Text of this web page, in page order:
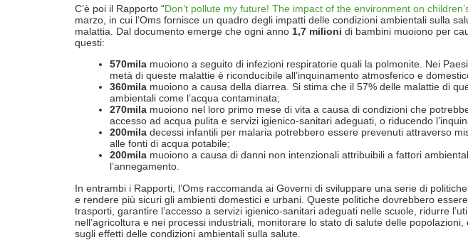
C’è poi il Rapporto “Don’t pollute my future! The impact of the environment on
marzo, in cui l’Oms fornisce un quadro degli impatti delle condizioni ambientali sulla
malattia. Dal documento emerge che ogni anno 1,7 milioni di bambini muoiono per
questi:
570mila muoiono a seguito di infezioni respiratorie quali la polmonite. Nei
metà di queste malattie è riconducibile all’inquinamento atmosferico e
360mila muoiono a causa della diarrea. Si stima che il 57% delle malattie di
ambientali come l’acqua contaminata;
270mila muoiono nel loro primo mese di vita a causa di condizioni che
accesso ad acqua pulita e servizi igienico-sanitari adeguati, o riducendo
200mila decessi infantili per malaria potrebbero essere prevenuti attraverso
alle fonti di acqua potabile;
200mila muoiono a causa di danni non intenzionali attribuibili a fattori
l’annegamento.
In entrambi i Rapporti, l’Oms raccomanda ai Governi di sviluppare una serie di
e rendere più sicuri gli ambienti domestici e urbani. Queste politiche dovrebbero
trasporti, garantire l’accesso a servizi igienico-sanitari adeguati nelle scuole, ridurre
nell’agricoltura e nei processi industriali, monitorare lo stato di salute delle
sugli effetti delle condizioni ambientali sulla salute.